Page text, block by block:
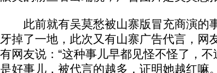
此前就有吴莫愁被山寨版冒充商演的
牙掉了一地，此次又有山寨广告代言，网
有网友说：“这种事儿早都见怪不怪了，
是好事儿，被代言的越多，证明她越红嘛